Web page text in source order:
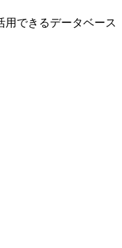
用できるデータベース